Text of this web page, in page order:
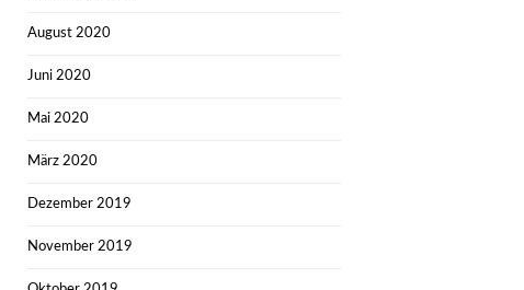
August 2020
Juni 2020
Mai 2020
März 2020
Dezember 2019
November 2019